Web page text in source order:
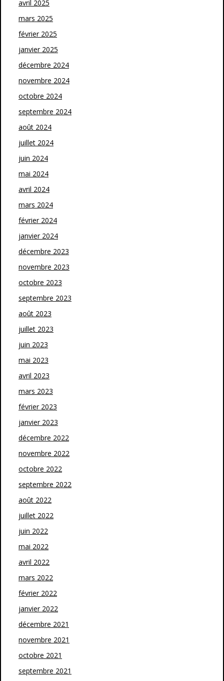
avril 2025
mars 2025
février 2025
janvier 2025
décembre 2024
novembre 2024
octobre 2024
septembre 2024
août 2024
juillet 2024
juin 2024
mai 2024
avril 2024
mars 2024
février 2024
janvier 2024
décembre 2023
novembre 2023
octobre 2023
septembre 2023
août 2023
juillet 2023
juin 2023
mai 2023
avril 2023
mars 2023
février 2023
janvier 2023
décembre 2022
novembre 2022
octobre 2022
septembre 2022
août 2022
juillet 2022
juin 2022
mai 2022
avril 2022
mars 2022
février 2022
janvier 2022
décembre 2021
novembre 2021
octobre 2021
septembre 2021